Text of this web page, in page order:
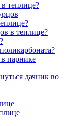
в теплице?
в теплице?
парнике
дачник во